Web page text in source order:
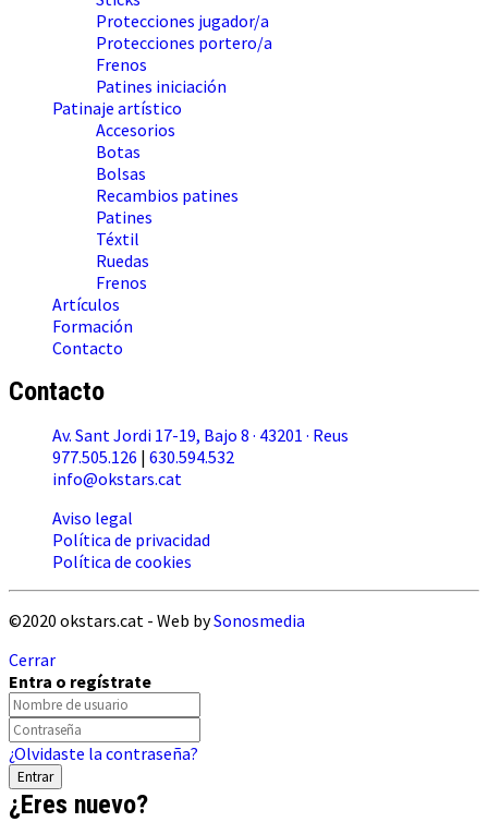
Protecciones jugador/a
Protecciones portero/a
Frenos
Patines iniciación
Patinaje artístico
Accesorios
Botas
Bolsas
Recambios patines
Patines
Téxtil
Ruedas
Frenos
Artículos
Formación
Contacto
Contacto
Av. Sant Jordi 17-19, Bajo 8 · 43201 · Reus
977.505.126 | 630.594.532
info@okstars.cat
Aviso legal
Política de privacidad
Política de cookies
©2020 okstars.cat - Web bySonosmedia
Cerrar
Entra o regístrate
¿Olvidaste la contraseña?
¿Eres nuevo?